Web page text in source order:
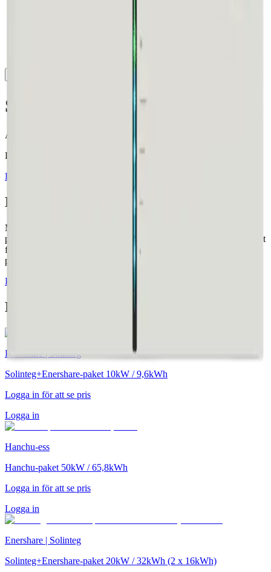
Solax BMS för T30 Batteri
Artikelnummer
Logga in för att se pris
Logga in
Produktinformation
Med Energygroup AB har du en partner som inte bara levererar
produkter, utan också värde och expertis för att driva din verksamhet
framåt. Vi ser fram emot att samarbeta med dig för att maximera din
potential på solenergimarknaden.
Kontakta oss
Relaterade produkter
Enershare | Solinteg
Solinteg+Enershare-paket 10kW / 9,6kWh
Logga in för att se pris
Logga in
Hanchu-ess
Hanchu-paket 50kW / 65,8kWh
Logga in för att se pris
Logga in
Enershare | Solinteg
Solinteg+Enershare-paket 20kW / 32kWh (2 x 16kWh)